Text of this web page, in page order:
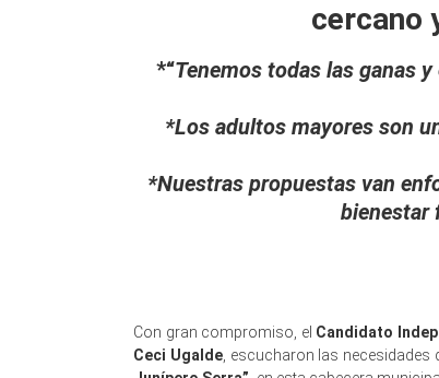
cercano
*“Tenemos todas las ganas
*Los adultos mayores son
*Nuestras propuestas van
bienestar
Con gran compromiso, el Candidato
Ceci Ugalde, escucharon las necesidades